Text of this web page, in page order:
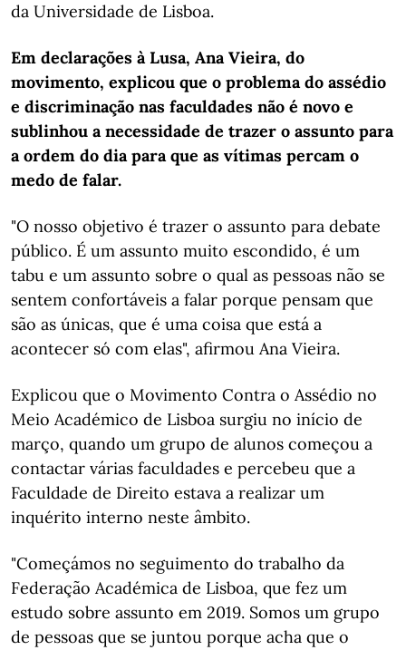
da Universidade de Lisboa.
Em declarações à Lusa, Ana Vieira, do
movimento, explicou que o problema do assédio
e discriminação nas faculdades não é novo e
sublinhou a necessidade de trazer o assunto para
a ordem do dia para que as vítimas percam o
medo de falar.
"O nosso objetivo é trazer o assunto para debate
público. É um assunto muito escondido, é um
tabu e um assunto sobre o qual as pessoas não se
sentem confortáveis a falar porque pensam que
são as únicas, que é uma coisa que está a
acontecer só com elas", afirmou Ana Vieira.
Explicou que o Movimento Contra o Assédio no
Meio Académico de Lisboa surgiu no início de
março, quando um grupo de alunos começou a
contactar várias faculdades e percebeu que a
Faculdade de Direito estava a realizar um
inquérito interno neste âmbito.
"Começámos no seguimento do trabalho da
Federação Académica de Lisboa, que fez um
estudo sobre assunto em 2019. Somos um grupo
de pessoas que se juntou porque acha que o